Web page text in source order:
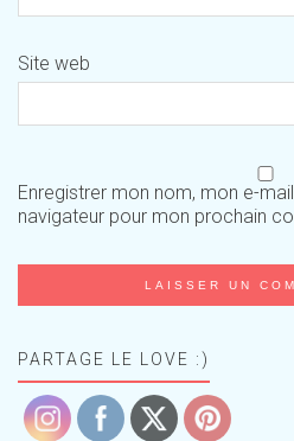
Site web
Enregistrer mon nom, mon e-
navigateur pour mon prochain
PARTAGE LE LOVE :)